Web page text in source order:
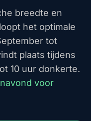
breedte en
het optimale
tot
plaats tijdens
10 uur donkerte.
voor